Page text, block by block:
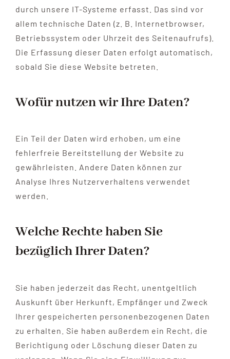
durch unsere IT-Systeme erfasst. Das sind vor
allem technische Daten (z. B. Internetbrowser,
Betriebssystem oder Uhrzeit des Seitenaufrufs).
Die Erfassung dieser Daten erfolgt automatisch,
sobald Sie diese Website betreten.
Wofür nutzen wir Ihre Daten?
Ein Teil der Daten wird erhoben, um eine
fehlerfreie Bereitstellung der Website zu
gewährleisten. Andere Daten können zur
Analyse Ihres Nutzerverhaltens verwendet
werden.
Welche Rechte haben Sie
bezüglich Ihrer Daten?
Sie haben jederzeit das Recht, unentgeltlich
Auskunft über Herkunft, Empfänger und Zweck
Ihrer gespeicherten personenbezogenen Daten
zu erhalten. Sie haben außerdem ein Recht, die
Berichtigung oder Löschung dieser Daten zu